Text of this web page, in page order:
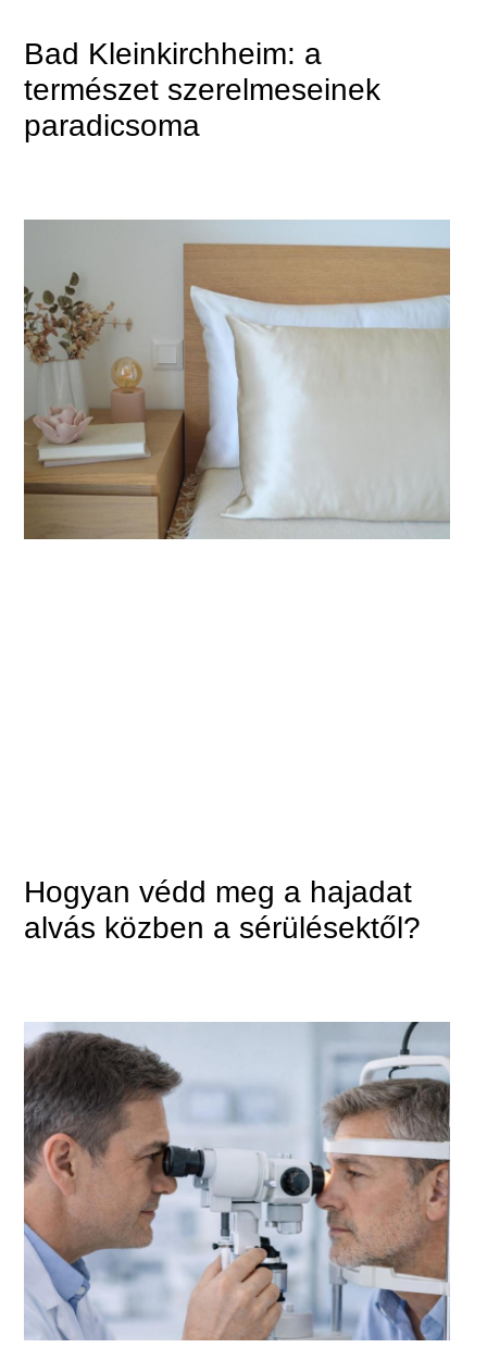
Bad Kleinkirchheim: a
természet szerelmeseinek
paradicsoma
Hogyan védd meg a hajadat
alvás közben a sérülésektől?